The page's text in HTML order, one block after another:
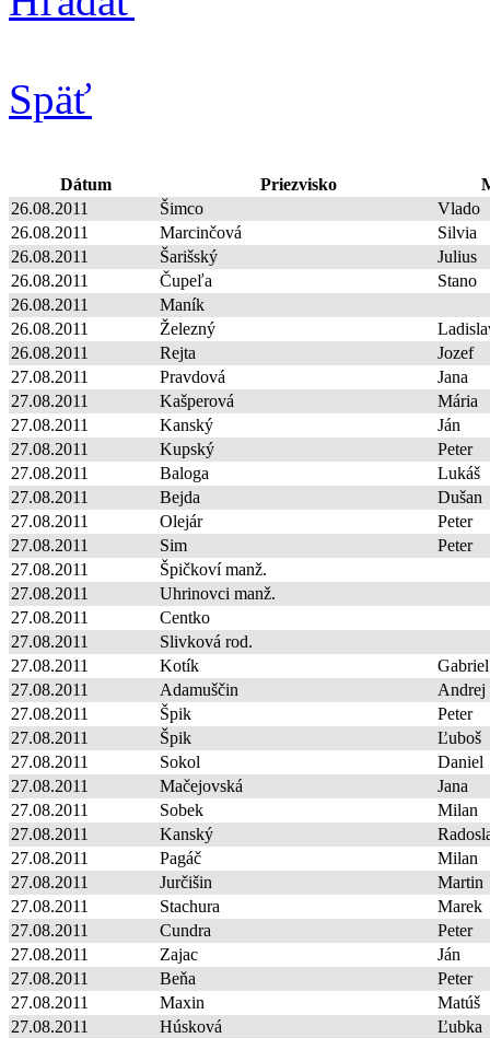
Späť
Dátum Priezvisko
26.08.2011
Šimco
Vlado
26.08.2011
Marcinčová
Silvia
26.08.2011
Šarišský
Julius
26.08.2011
Čupeľa
Stano
26.08.2011
Maník
26.08.2011
Železný
26.08.2011
Rejta
Jozef
27.08.2011
Pravdová
Jana
27.08.2011
Kašperová
Mária
27.08.2011
Kanský
Ján
27.08.2011
Kupský
Peter
27.08.2011
Baloga
Lukáš
27.08.2011
Bejda
Dušan
27.08.2011
Olejár
Peter
27.08.2011
Sim
Peter
27.08.2011
Špičkoví manž.
27.08.2011
Uhrinovci manž.
27.08.2011
Centko
27.08.2011
Slivková rod.
27.08.2011
Kotík
Gabriel
27.08.2011
Adamuščin
Andrej
27.08.2011
Špik
Peter
27.08.2011
Špik
Ľuboš
27.08.2011
Sokol
Daniel
27.08.2011
Mačejovská
Jana
27.08.2011
Sobek
Milan
27.08.2011
Kanský
27.08.2011
Pagáč
Milan
27.08.2011
Jurčišin
Martin
27.08.2011
Stachura
Marek
27.08.2011
Cundra
Peter
27.08.2011
Zajac
Ján
27.08.2011
Beňa
Peter
27.08.2011
Maxin
Matúš
27.08.2011
Húsková
Ľubka